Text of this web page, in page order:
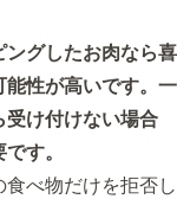
グしたお肉なら喜
性が高いです。一
け付けない場合
す。
べ物だけを拒否し